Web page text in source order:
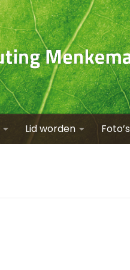
Lid worden Foto’s